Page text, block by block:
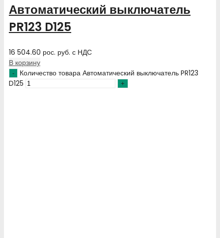
Автоматический выключатель
PR123 D125
16 504.60 рос. руб. с НДС
В корзину
Количество товара Автоматический выключатель PR123
D125